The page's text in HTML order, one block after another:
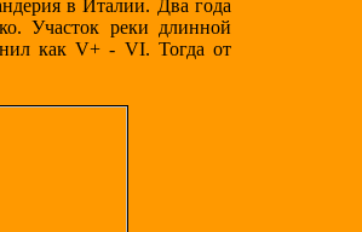
в Италии. Два года
Участок реки длинной
как V+ - VI. Тогда от